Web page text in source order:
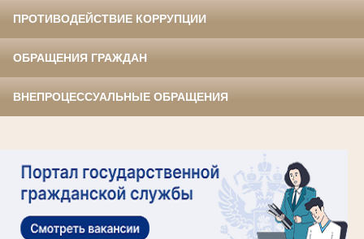
ПРОТИВОДЕЙСТВИЕ КОРРУПЦИИ
ОБРАЩЕНИЯ ГРАЖДАН
ВНЕПРОЦЕССУАЛЬНЫЕ ОБРАЩЕНИЯ